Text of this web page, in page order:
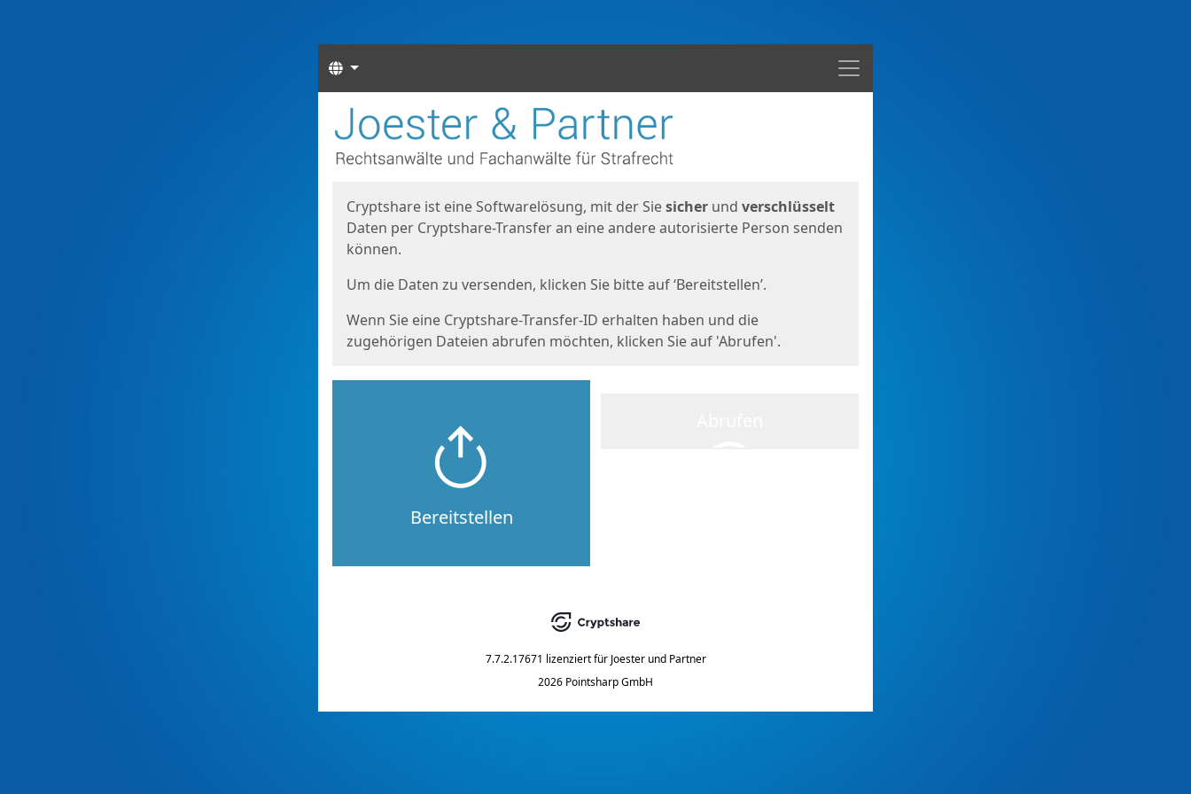
Menü
Sprachen
Start
Cryptshare ist eine Softwarelösung, mit der Siesicher und verschlüsselt
Daten per Cryptshare-Transfer an eine andere autorisierte Person senden
können.
Um die Daten zu versenden, klicken Sie bitte auf ‘Bereitstellen’.
Wenn Sie eine Cryptshare-Transfer-ID erhalten haben und die
zugehörigen Dateien abrufen möchten, klicken Sie auf 'Abrufen'.
Bereitstellen
7.7.2.17671 lizenziert für Joester und Partner
2026 Pointsharp GmbH